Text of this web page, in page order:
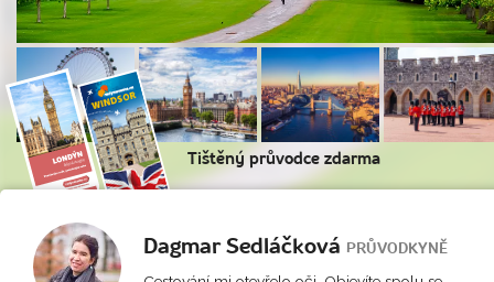
Tištěný průvodce zdarma
Dagmar Sedláčková PRŮVODKYNĚ